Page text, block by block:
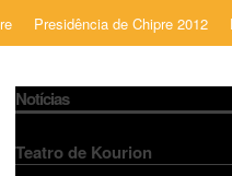
Presidência de Chipre 2012
Notícias
Teatro de Kourion